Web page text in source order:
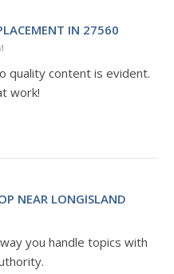
IN 27560
quality content is evident.
work!
NEAR LONGISLAND
you handle topics with